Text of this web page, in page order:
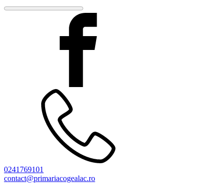
0241769101
contact@primariacogealac.ro